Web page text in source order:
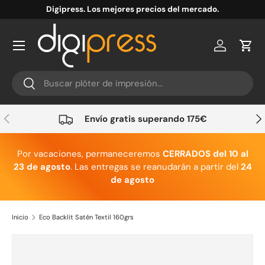
Ir al contenido
Digipress. Los mejores precios del mercado.
Buscar
Buscar
Cuenta
Anterior Envío gratis superando 175€
Por vacaciones, permaneceremos CERRADOS del 10 al
23 de agosto. Las entregas se reanudarán a partir del 24
de agosto
Inicio Eco Backlit Satén Textil 160grs